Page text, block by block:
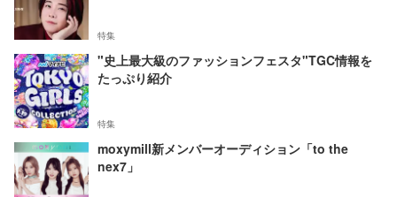
特集
"史上最大級のファッションフェスタ"TGC情報を
たっぷり紹介
特集
moxymill新メンバーオーディション「to the
nex7」